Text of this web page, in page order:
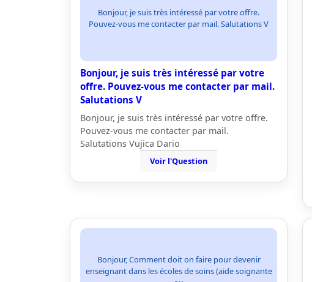
Bonjour, je suis très intéressé par votre offre.
Pouvez-vous me contacter par mail. Salutations V
Bonjour, je suis très intéressé par votre
offre. Pouvez-vous me contacter par mail.
Salutations V
Bonjour, je suis très intéressé par votre offre.
Pouvez-vous me contacter par mail.
Salutations Vujica Dario
Voir l'Question
Bonjour, Comment doit on faire pour devenir
enseignant dans les écoles de soins (aide soignante